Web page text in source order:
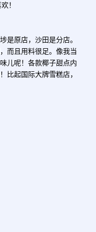
！
是原店，沙田是分店。
而且用料很足。像我当
儿呢！各款椰子甜点内
比起国际大牌雪糕店，